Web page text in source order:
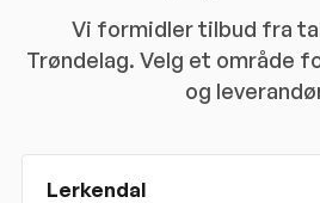
Vi formidler tilbud fra
Trøndelag. Velg et område
og
Lerkendal